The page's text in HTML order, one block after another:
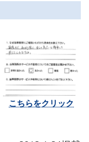
こちらをクリック